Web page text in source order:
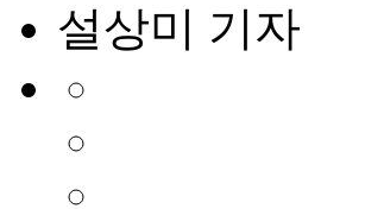
설상미 기자